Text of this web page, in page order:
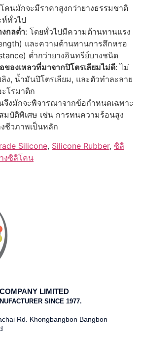
คนมักจะมีราคาสูงกว่ายางธรรมชาติ
ห์ทั่วไป
กลต่ำ: โดยทั่วไปมีความต้านทานแรง
และความต้านทานการสึกหรอ
ต่ำกว่ายางอินทรีย์บางชนิด
องเหลวที่มาจากปิโตรเลียมไม่ดี: ไม่
ง, น้ำมันปิโตรเลียม, และตัวทำละลาย
โรมาติก
จึงมักจะพิจารณาจากข้อกำหนดเฉพาะ
บัติพิเศษ เช่น การทนความร้อนสูง
ชีวภาพเป็นหลัก
Silicone, Silicone Rubber, ซิลิ
งซิลิโคน
LIMITED
SINCE 1977.
Rd. Khongbangbon Bangbon